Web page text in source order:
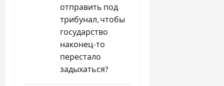
отправить под
трибунал, чтобы
государство
наконец-то
перестало
задыхаться?